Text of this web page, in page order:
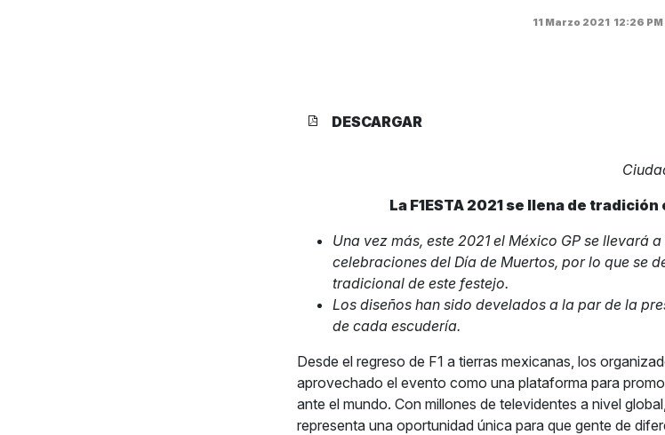
11 Marzo 2021 12:26 PM
DESCARGAR
La F1ESTA 2021 se llena de
Una vez más, este 2021 el México GP se llevará
celebraciones del Día de Muertos, por lo que se
tradicional de este festejo.
Los diseños han sido develados a la par de la
de cada escudería.
Desde el regreso de F1 a tierras mexicanas, los
aprovechado el evento como una plataforma para
ante el mundo. Con millones de televidentes a nivel
representa una oportunidad única para que gente de